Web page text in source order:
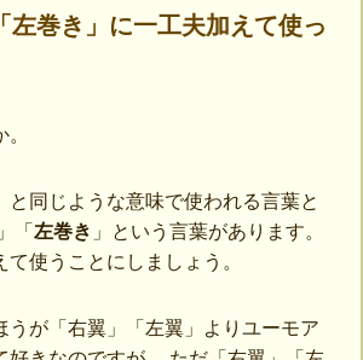
左巻き」に一工夫加えて使っ
と同じような意味で使われる言葉と
」「左巻き 」という言葉があります。
て使うことにしましょう。
うが「右翼」「左翼」よりユーモア